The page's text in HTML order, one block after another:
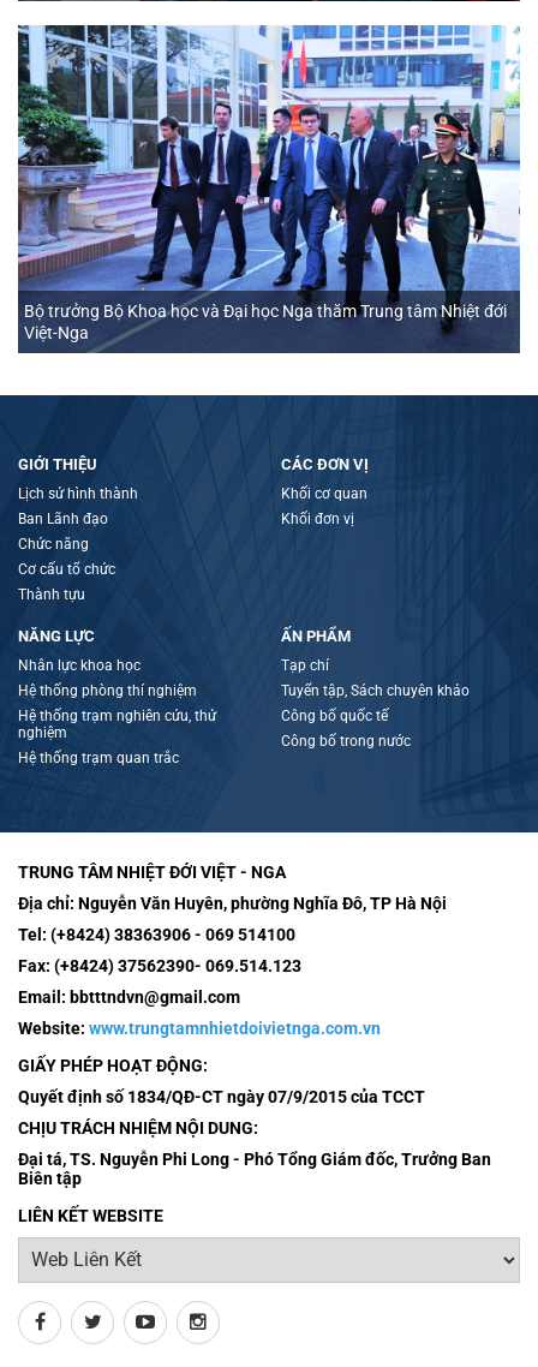
Bộ trưởng Bộ Khoa học và Đại học Nga thăm Trung tâm Nhiệt đới
Việt-Nga
GIỚI THIỆU
Lịch sử hình thành
Ban Lãnh đạo
Chức năng
Cơ cấu tổ chức
Thành tựu
CÁC ĐƠN VỊ
Khối cơ quan
Khối đơn vị
NĂNG LỰC
Nhân lực khoa học
Hệ thống phòng thí nghiệm
Hệ thống trạm nghiên cứu, thử
nghiệm
Hệ thống trạm quan trắc
ẤN PHẨM
Tạp chí
Tuyển tập, Sách chuyên khảo
Công bố quốc tế
Công bố trong nước
TRUNG TÂM NHIỆT ĐỚI VIỆT - NGA
Địa chỉ: Nguyễn Văn Huyên, phường Nghĩa Đô, TP Hà Nội
Tel: (+8424) 38363906 - 069 514100
Fax: (+8424) 37562390- 069.514.123
Email: bbtttndvn@gmail.com
Website: www.trungtamnhietdoivietnga.com.vn
GIẤY PHÉP HOẠT ĐỘNG:
Quyết định số 1834/QĐ-CT ngày 07/9/2015 của TCCT
CHỊU TRÁCH NHIỆM NỘI DUNG:
Đại tá, TS. Nguyễn Phi Long - Phó Tổng Giám đốc, Trưởng Ban
Biên tập
LIÊN KẾT WEBSITE